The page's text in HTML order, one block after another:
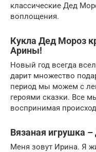
классические Дед
воплощения.
Кукла Дед Мороз
Арины!
Новый год всегда
дарит множество
период мы можем с
героями сказки. Все
воспринимая
Вязаная игрушка
Меня зовут Ирина. Я